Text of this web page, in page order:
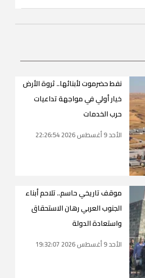
نفط حضرموت لأبنائها.. ثروة الأرض
خيار أولي في مواجهة تداعيات
حرب الخدمات
الأحد 9 أغسطس 2026 22:26:54
موقف تاريخي حاسم.. تلاحم أبناء
الجنوب العربي رهان الاستحقاق
واستعادة الدولة
الأحد 9 أغسطس 2026 19:32:07